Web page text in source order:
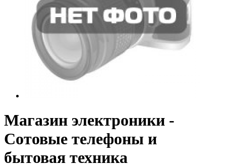
Магазин электроники -
Сотовые телефоны и
бытовая техника